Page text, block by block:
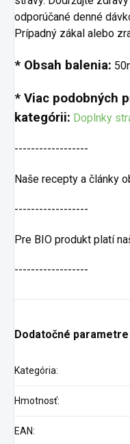
odporúčané denné
Prípadný zákal alebo
* Obsah balenia:
* Viac podobných
kategórii: Doplnky
------------------
Naše recepty a články
------------------
Pre BIO produkt platí
------------------
Dodatočné parametre
Kategória:
Hmotnosť:
EAN: